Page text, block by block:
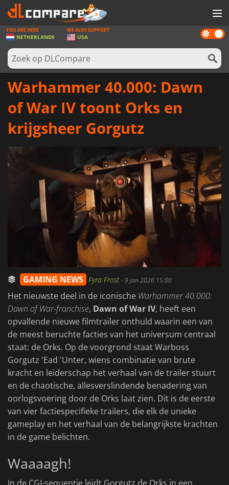
SPELLEN
GAME CARDS
SOFTWARE
LOG IN OF REGISTREER
Dark
mode
YOU ARE HERE
NETHERLANDS
WE ALSO SUPPORT
USA
Warhammer 40.000: Dawn
of War IV toont Orks en
krijgsheer Gorgutz
GAMING NEWS Fyra Frost-9 jan 2026 15:00
Het nieuwste deel in de iconische Warhammer 40.000:
Dawn of War-franchise, Dawn of War IV, heeft een
opvallende nieuwe filmtrailer onthuld waarin een van
de meest beruchte facties van het universum centraal
staat: de Orks. Op de voorgrond staat Warboss
Gorgutz 'Ead 'Unter, wiens combinatie van brute
kracht en leiderschap het verhaal van de trailer stuurt
en de chaotische, allesverslindende benadering van
oorlogsvoering door de Orks laat zien. Dit is de eerste
van vier factiespecifieke trailers, die elk de unieke
gameplay en het verhaal van de belangrijkste krachten
in de game belichten.
Waaaagh!